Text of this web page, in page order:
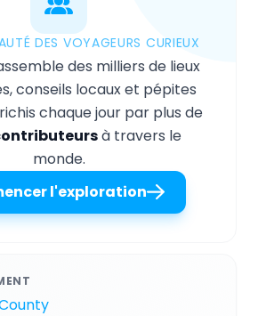
DES VOYAGEURS CURIEUX
des milliers de lieux
conseils locaux et pépites
chaque jour par plus de
à travers le
monde.
l'exploration